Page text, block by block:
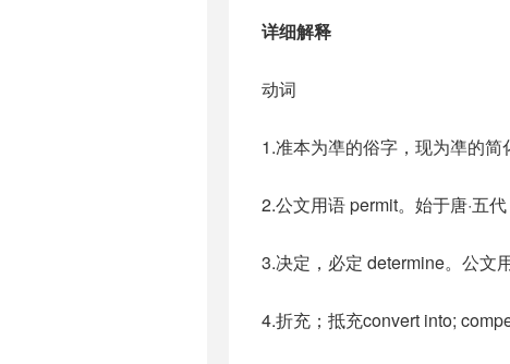
详细解释
动词
1.准本为凖的俗字，现为凖的简
2.公文用语 permit。始于唐·五
3.决定，必定 determine。公文
4.折充；抵充convert into;